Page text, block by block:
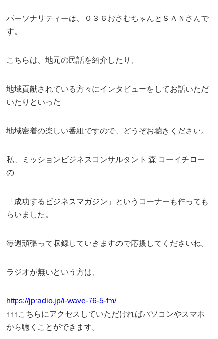
パーソナリティーは、０３６おさむちゃんとＳＡＮさんで
す。
こちらは、地元の民話を紹介したり、
地域貢献されている方々にインタビューをしてお話いただ
いたりといった
地域密着の楽しい番組ですので、どうぞお聴きください。
私、ミッションビジネスコンサルタント 森 コーイチロー
の
「成功するビジネスマガジン」というコーナーも作っても
らいました。
毎週頑張って収録していきますので応援してくださいね。
ラジオが無いという方は、
https://jpradio.jp/i-wave-76-5-fm/
↑↑↑こちらにアクセスしていただければパソコンやスマホ
から聴くことができます。